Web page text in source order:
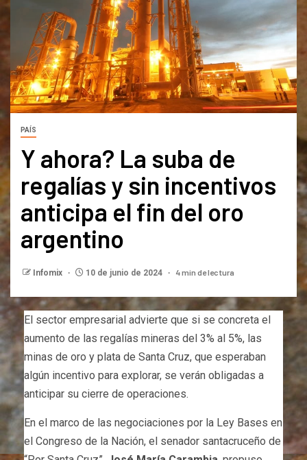
PAÍS
Y ahora? La suba de
regalías y sin incentivos
anticipa el fin del oro
argentino
Infomix 10 de junio de 2024 4 min de lectura
El sector empresarial advierte que si se concreta el
aumento de las regalías mineras del 3% al 5%, las
minas de oro y plata de Santa Cruz, que esperaban
algún incentivo para explorar, se verán obligadas a
anticipar su cierre de operaciones.
En el marco de las negociaciones por la Ley Bases en
el Congreso de la Nación, el senador santacruceño de